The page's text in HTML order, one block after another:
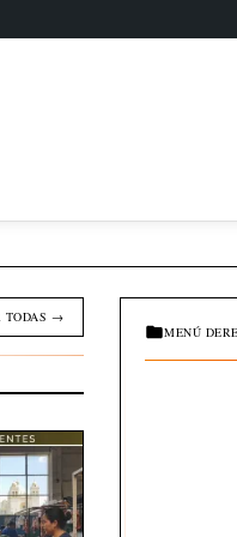
TODAS →
MENÚ